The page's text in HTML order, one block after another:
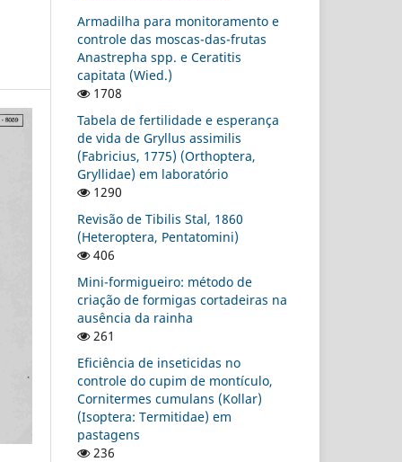
Armadilha para monitoramento e
controle das moscas-das-frutas
Anastrepha spp. e Ceratitis
capitata (Wied.)
1708
Tabela de fertilidade e esperança
de vida de Gryllus assimilis
(Fabricius, 1775) (Orthoptera,
Gryllidae) em laboratório
1290
Revisão de Tibilis Stal, 1860
(Heteroptera, Pentatomini)
406
Mini-formigueiro: método de
criação de formigas cortadeiras na
ausência da rainha
261
Eficiência de inseticidas no
controle do cupim de montículo,
Cornitermes cumulans (Kollar)
(Isoptera: Termitidae) em
pastagens
236